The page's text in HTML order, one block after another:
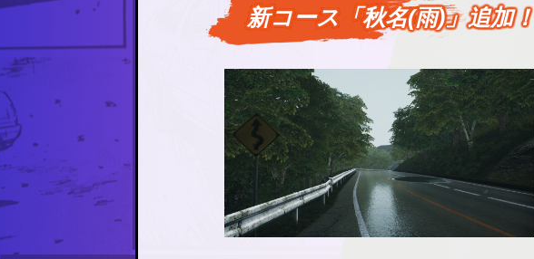
新コース「秋名(雨)」追加！